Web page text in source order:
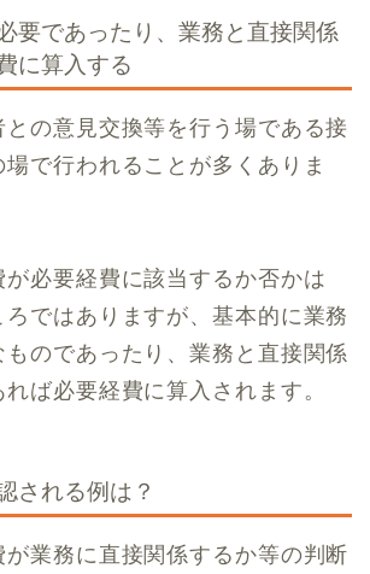
要であったり、業務と直接関係
に算入する
の意見交換等を行う場である接
で行われることが多くありま
が必要経費に該当するか否かは
ではありますが、基本的に業務
のであったり、業務と直接関係
ば必要経費に算入されます。
される例は？
が業務に直接関係するか等の判断